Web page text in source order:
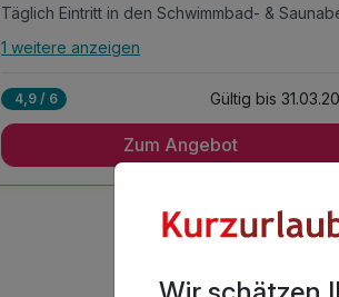
Alle Inklusivleistungen
2 x reichhaltiges Frühstück vom Buffet
2 x 3-Gang-Menü oder Buffet
1 weitere anzeigen
4,9 / 6 Gültig bis
Zum Angebot
4